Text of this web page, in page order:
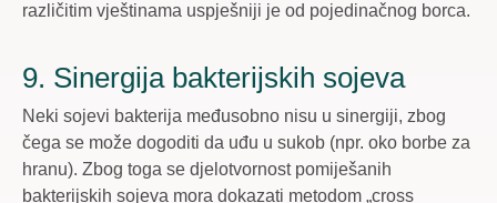
različitim vještinama uspješniji je od pojedinačnog borca.
9. Sinergija bakterijskih sojeva
Neki sojevi bakterija međusobno nisu u sinergiji, zbog
čega se može dogoditi da uđu u sukob (npr. oko borbe za
hranu). Zbog toga se djelotvornost pomiješanih
bakterijskih sojeva mora dokazati metodom „cross